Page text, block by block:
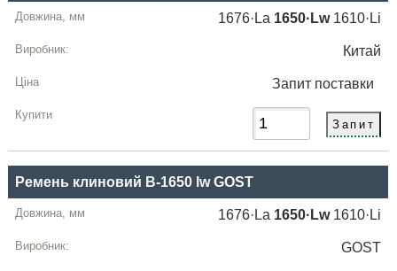
1676·La 1650·Lw1610·Li
Китай
Запит поставки
Ремень клиновий B-1650 lw GOST
1676·La 1650·Lw1610·Li
GOST